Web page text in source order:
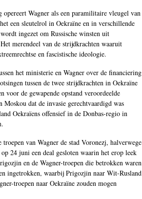
Wagner als een paramilitaire vleugel van
een sleutelrol in Oekraïne en in verschillende
ingezet om Russische winsten uit
merendeel van de strijdkrachten waaruit
en fascistische ideologie.
het ministerie en Wagner over de financiering
tussen de twee strijdkrachten in Oekraïne
voor de gewapende opstand veroordeelde
dat de invasie gerechtvaardigd was
Oekraïens offensief in de Donbas-regio in
van Wagner de stad Voronezj, halverwege
24 juni een deal gesloten waarin het erop leek
en de Wagner-troepen die betrokken waren
ingetrokken, waarbij Prigozjin naar Wit-Rusland
troepen naar Oekraïne zouden mogen